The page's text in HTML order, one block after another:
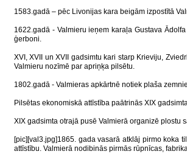
1583.gadā – pēc Livonijas kara beigām izpostītā
1622.gadā - Valmieru ieņem karaļa Gustava
ģerboni.
XVI, XVII un XVII gadsimtu kari starp Krieviju,
Valmieru nozīmē par apriņķa pilsētu.
1802.gadā - Valmieras apkārtnē notiek plaša
Pilsētas ekonomiskā attīstība paātrinās XIX
XIX gadsimta otrajā pusē Valmierā organizē plostu
[pic][val3.jpg]1865. gada vasarā atklāj pirmo koka
attīstību. Valmierā nodibinās pirmās rūpnīcas,